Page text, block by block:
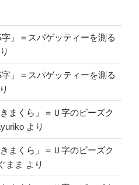
」＝スパゲッティーを測る
」＝スパゲッティーを測る
まくら」＝Ｕ字のビーズク
より
まくら」＝Ｕ字のビーズク
まま より